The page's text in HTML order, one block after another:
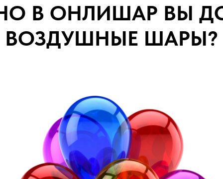
В ОНЛИШАР ВЫ
ВОЗДУШНЫЕ ШАРЫ?